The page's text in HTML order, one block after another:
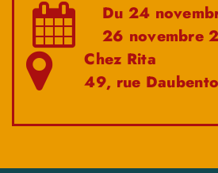
Du 24
26 novembre
Chez Rita
49, rue